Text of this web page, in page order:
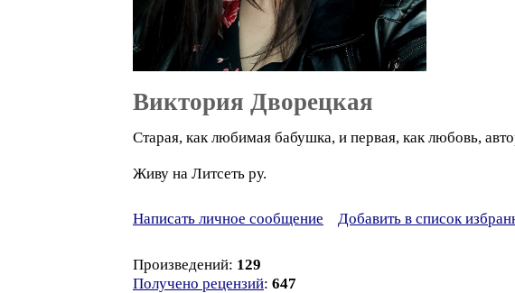
Виктория Дворецкая
Старая, как любимая бабушка, и первая, как любовь,
Живу на Литсеть ру.
Написать личное сообщение Добавить в список
Произведений: 129
Получено рецензий: 647